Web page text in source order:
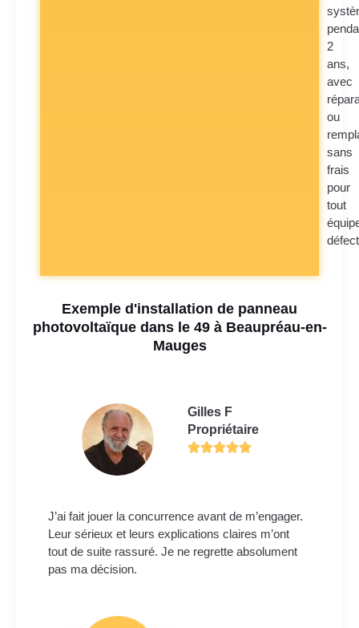
2
ans,
avec
ou
sans
frais
pour
tout
Exemple d'installation de panneau
photovoltaïque dans le 49 à Beaupréau-en-
Mauges
Gilles F
Propriétaire
J’ai fait jouer la concurrence avant de m’engager.
Leur sérieux et leurs explications claires m’ont
tout de suite rassuré. Je ne regrette absolument
pas ma décision.